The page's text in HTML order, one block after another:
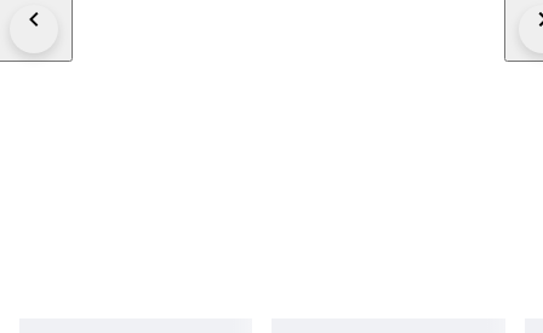
they are the best way to understand the guitar's condition & sound. This
accordingly. It will not feel like a brand new instrument. I’d suggest it to